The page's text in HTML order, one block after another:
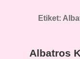
Etiket:
Albatros